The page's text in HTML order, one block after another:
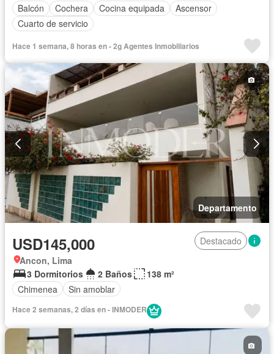
Balcón
Cochera Cocina equipada
Ascensor
Cuarto de servicio
Hace 1 semana, 8 horas en - 2g Agentes Inmobiliarios
Departamento
USD145,000
Destacado
Ancon, Lima
3 Dormitorios
2 Baños
138 m²
Chimenea
Sin amoblar
Hace 2 semanas, 2 días en - INMODER